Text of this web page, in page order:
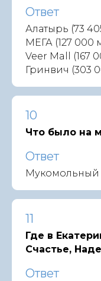
Ответ
Алатырь (73
МЕГА (127 000
Veer Mall (167
Гринвич (303
10
Что было на
Ответ
Мукомольный
11
Где в
Счастье,
Ответ